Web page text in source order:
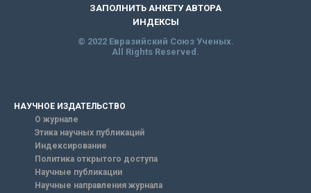
ЗАПОЛНИТЬ АНКЕТУ АВТОРА
ИНДЕКСЫ
© 2022 Евразийский Союз Ученых.
All Rights Reserved.
НАУЧНОЕ ИЗДАТЕЛЬСТВО
О журнале
Этика научных публикаций
Индексирование
Политика открытого доступа
Научные публикации
Научные направления журнала